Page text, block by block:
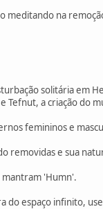
meditando na
solitária em
Tefnut, a criação do
femininos e
removidas e sua
mantram 'Humn'.
do espaço infinito,